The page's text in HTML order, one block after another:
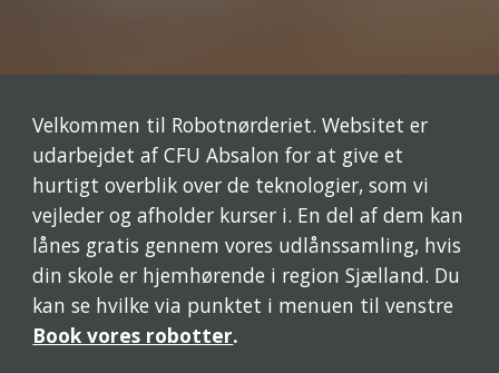
Velkommen til Robotnørderiet. Websitet er
udarbejdet af CFU Absalon for at give et
hurtigt overblik over de teknologier, som vi
vejleder og afholder kurser i. En del af dem kan
lånes gratis gennem vores udlånssamling, hvis
din skole er hjemhørende i region Sjælland. Du
Book vores robotter.